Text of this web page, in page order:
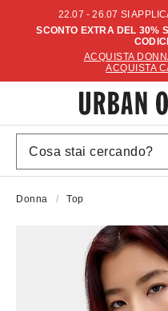
22.07 - 26.07 SI
SCONTO EXTRA DEL 30%
ACQUISTA
ACQUISTA
Donna Top